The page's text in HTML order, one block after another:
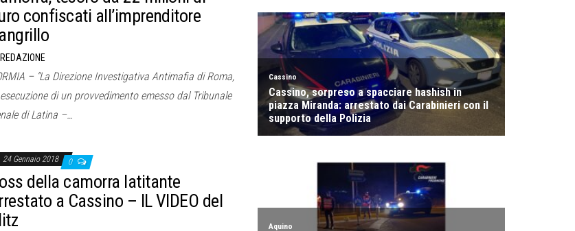
confiscati all’imprenditore
REDAZIONE
– “La Direzione Investigativa Antimafia di Roma,
di un provvedimento emesso dal Tribunale
di Latina –…
24 Gennaio 2018 0
della camorra latitante
a Cassino – IL VIDEO del